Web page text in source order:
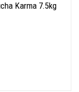
Karma 7.5kg